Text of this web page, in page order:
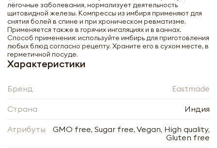
лёгочные заболевания, нормализует деятельность
щитовидной железы. Компрессы из имбиря применяют для
снятия болей в спине и при хроническом ревматизме.
Применяется также в горячих ингаляциях и в ваннах.
Способ применения: используйте имбирь для приготовления
любых блюд согласно рецепту. Храните его в сухом месте, в
герметичной посуде.
Характеристики
Бренд Eastmade
Страна Индия
Атрибуты
GMO free, Sugar free, Vegan, High quality,
Gluten free
на обработку моих персональных данных, в
соответствии с Федеральным законом от
27.07.2006 года № 152-ФЗ «О персональных
SPICES DRY GINGER WHOLE 50г
- +
Нажимая кнопку «Оформить», я даю своё согласие
соответствии с Федеральным законом от
27.07.2006 года № 152-ФЗ «О персональных
данных», на условиях и для целей, определённых в